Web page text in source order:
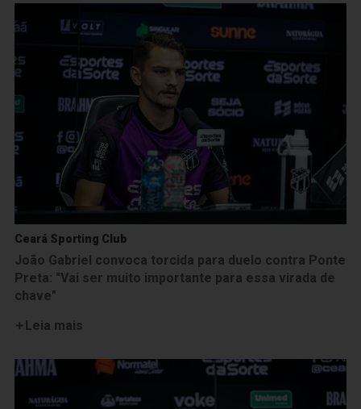
Ceará Sporting Club
João Gabriel convoca torcida para duelo contra Ponte
Preta: "Vai ser muito importante para essa virada de
chave"
Leia mais